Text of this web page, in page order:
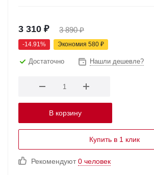
3 310 ₽ 3 890₽
-14.91% Экономия 580 ₽
Достаточно Нашли дешевле?
В корзину
Купить в 1 клик
Рекомендуют0 человек